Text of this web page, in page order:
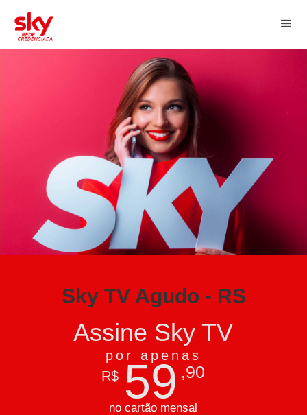
Sky TV Agudo - RS
Assine Sky TV
por apenas
R$ 59 ,90
no cartão mensal